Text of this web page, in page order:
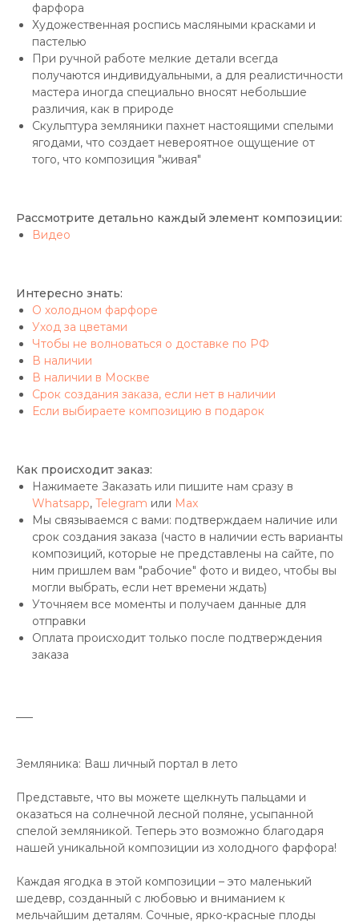
фарфора
Художественная роспись масляными красками и
пастелью
При ручной работе мелкие детали всегда
получаются индивидуальными, а для реалистичности
мастера иногда специально вносят небольшие
различия, как в природе
Скульптура земляники пахнет настоящими спелыми
ягодами, что создает невероятное ощущение от
того, что композиция "живая"
Рассмотрите детально каждый элемент композиции:
Видео
Интересно знать:
О холодном фарфоре
Уход за цветами
Чтобы не волноваться о доставке по РФ
В наличии
В наличии в Москве
Срок создания заказа, если нет в наличии
Если выбираете композицию в подарок
Как происходит заказ:
Нажимаете Заказать или пишите нам сразу в
Whatsapp, Telegram или Max
Мы связываемся с вами: подтверждаем наличие или
срок создания заказа (часто в наличии есть варианты
композиций, которые не представлены на сайте, по
ним пришлем вам "рабочие" фото и видео, чтобы вы
могли выбрать, если нет времени ждать)
Уточняем все моменты и получаем данные для
отправки
Оплата происходит только после подтверждения
заказа
Земляника: Ваш личный портал в лето
Представьте, что вы можете щелкнуть пальцами и
оказаться на солнечной лесной поляне, усыпанной
спелой земляникой. Теперь это возможно благодаря
нашей уникальной композиции из холодного фарфора!
Каждая ягодка в этой композиции – это маленький
шедевр, созданный с любовью и вниманием к
мельчайшим деталям. Сочные, ярко-красные плоды